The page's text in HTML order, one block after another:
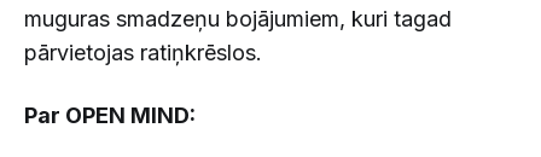
muguras smadzeņu bojājumiem, kuri tagad
pārvietojas ratiņkrēslos.
Par OPEN MIND: